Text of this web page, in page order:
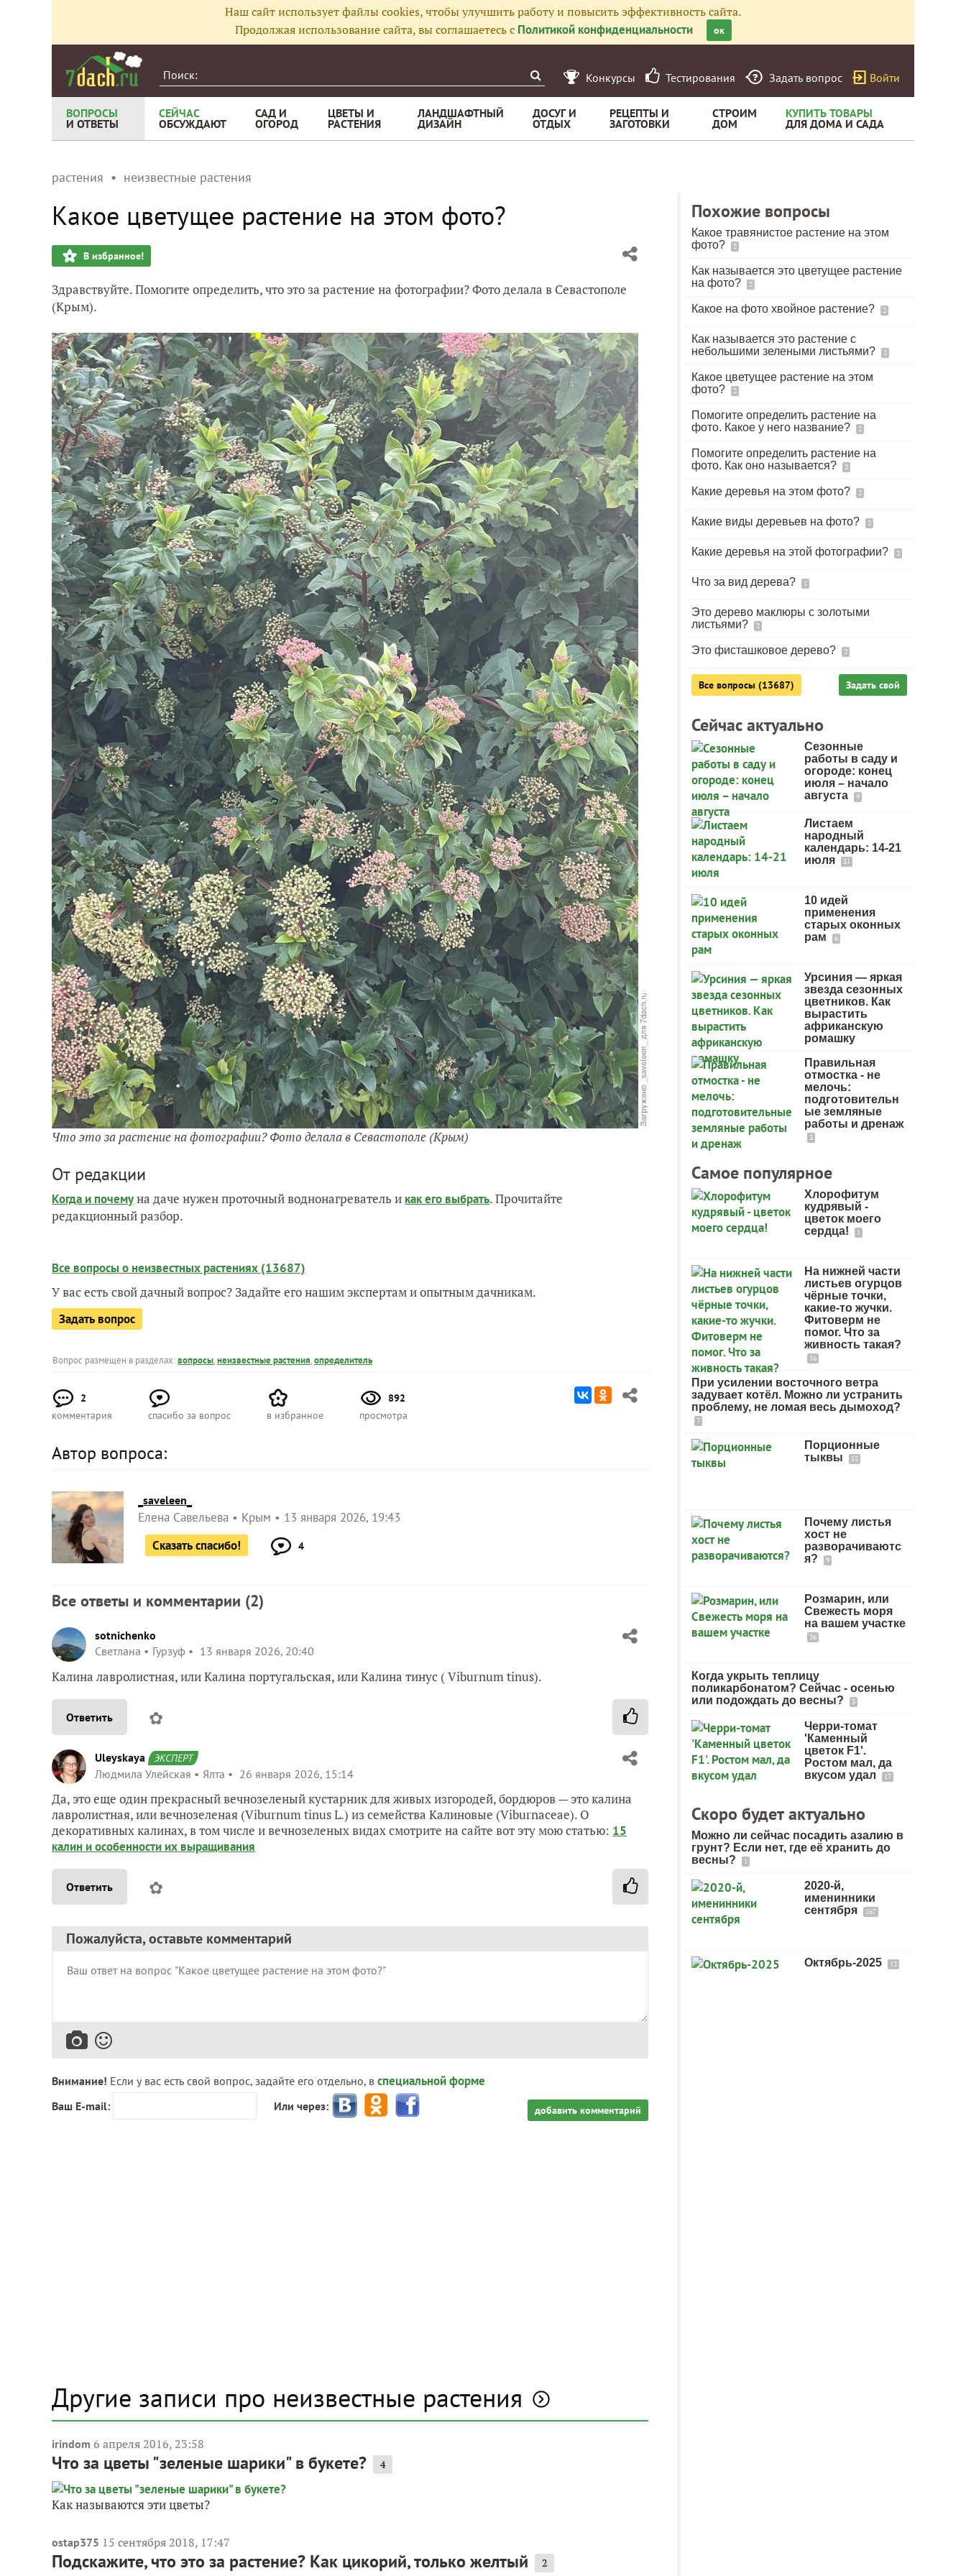
Наш сайт использует файлы cookies, чтобы улучшить работу и повысить эффективность сайта.
Продолжая использование сайта, вы соглашаетесь с Политикой конфиденциальности ок
Конкурсы Тестирования Задать вопрос Войти
ВОПРОСЫ
И ОТВЕТЫ
СЕЙЧАС
ОБСУЖДАЮТ
САД И
ОГОРОД
ЦВЕТЫ И
РАСТЕНИЯ
ЛАНДШАФТНЫЙ
ДИЗАЙН
ДОСУГ И
ОТДЫХ
РЕЦЕПТЫ И
ЗАГОТОВКИ
СТРОИМ
ДОМ
КУПИТЬ ТОВАРЫ
ДЛЯ ДОМА И САДА
растения неизвестные растения
Какое цветущее растение на этом фото?
В избранное!
Здравствуйте. Помогите определить, что это за растение на фотографии? Фото делала в Севастополе
(Крым).
Что это за растение на фотографии? Фото делала в Севастополе (Крым)
От редакции
Когда и почемуна даче нужен проточный воднонагреватель и как его выбрать. Прочитайте
редакционный разбор.
Все вопросы о неизвестных растениях (13687)
У вас есть свой дачный вопрос? Задайте его нашим экспертам и опытным дачникам.
Задать вопрос
Вопрос размещен в разделах:вопросы,неизвестные растения,определитель
2
комментария
спасибо за вопрос в избранное
892
просмотра
Автор вопроса:
_saveleen_
Елена Савельева Крым
13 января 2026, 19:43
Сказать спасибо!
4
Все ответы и комментарии (2)
sotnichenko
Светлана
Гурзуф 13 января 2026, 20:40
Калина лавролистная, или Калина португальская, или Калина тинус ( Viburnum tinus).
Ответить ✿
Uleyskaya ЭКСПЕРТ
Людмила Улейская Ялта 26 января 2026, 15:14
Да, это еще один прекрасный вечнозеленый кустарник для живых изгородей, бордюров — это калина
лавролистная, или вечнозеленая (Viburnum tinus L.) из семейства Калиновые (Viburnaceae). О
декоративных калинах, в том числе и вечнозеленых видах смотрите на сайте вот эту мою статью: 15
калин и особенности их выращивания
Ответить ✿
Пожалуйста, оставьте комментарий
Внимание! Если у вас есть свой вопрос, задайте его отдельно, в специальной форме
Ваш E-mail: Или через: добавить комментарий
Другие записи про неизвестные растения
irindom 6 апреля 2016, 23:58
Что за цветы "зеленые шарики" в букете? 4
Как называются эти цветы?
ostap375 15 сентября 2018, 17:47
Подскажите, что это за растение? Как цикорий, только желтый 2
Похожие вопросы
Какое травянистое растение на этом
фото?
2
Как называется это цветущее растение
на фото?
2
Какое на фото хвойное растение? 2
Как называется это растение с
небольшими зелеными листьями?
2
Какое цветущее растение на этом
фото?
2
Помогите определить растение на
фото. Какое у него название?
2
Помогите определить растение на
фото. Как оно называется?
2
Какие деревья на этом фото? 2
Какие виды деревьев на фото? 2
Какие деревья на этой фотографии? 2
Что за вид дерева? 1
Это дерево маклюры с золотыми
листьями?
2
Это фисташковое дерево? 2
Все вопросы (13687) Задать свой
Сейчас актуально
Сезонные
работы в саду и
огороде: конец
июля – начало
августа
9
Листаем
народный
календарь: 14-21
июля
31
10 идей
применения
старых оконных
рам
6
Урсиния — яркая
звезда сезонных
цветников. Как
вырастить
африканскую
ромашку
Правильная
отмостка - не
мелочь:
подготовительн
ые земляные
работы и дренаж
3
Самое популярное
Хлорофитум
кудрявый -
цветок моего
сердца!
1
На нижней части
листьев огурцов
чёрные точки,
какие-то жучки.
Фитоверм не
помог. Что за
живность такая?
16
При усилении восточного ветра
задувает котёл. Можно ли устранить
проблему, не ломая весь дымоход?
7
Порционные
тыквы
55
Почему листья
хост не
разворачиваютс
я?
9
Розмарин, или
Свежесть моря
на вашем участке
36
Когда укрыть теплицу
поликарбонатом? Сейчас - осенью
или подождать до весны?
3
Черри-томат
'Каменный
цветок F1'.
Ростом мал, да
вкусом удал
17
Скоро будет актуально
Можно ли сейчас посадить азалию в
грунт? Если нет, где её хранить до
весны?
1
2020-й,
именинники
сентября
167
Октябрь-2025 12